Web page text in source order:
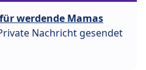
werdende Mamas
Nachricht gesendet